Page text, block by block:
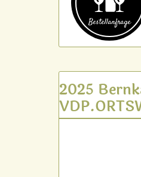
Bestell­anfrage
2025